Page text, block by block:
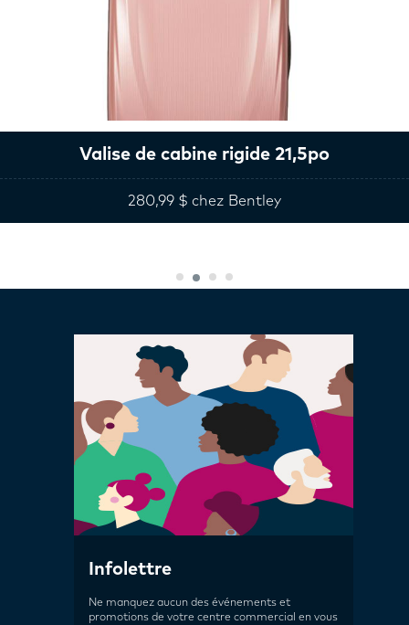
Valise de cabine rigide 21,5po
280,99 $ chez Bentley
Infolettre
Ne manquez aucun des événements et
promotions de votre centre commercial en vous